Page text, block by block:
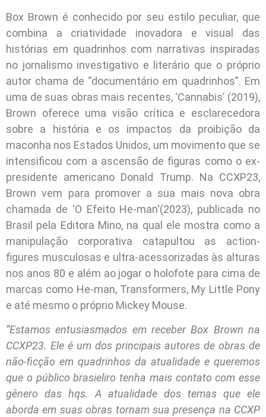
Box Brown é conhecido por seu estilo peculiar, que
combina a criatividade inovadora e visual das
histórias em quadrinhos com narrativas inspiradas
no jornalismo investigativo e literário que o próprio
autor chama de “documentário em quadrinhos”. Em
uma de suas obras mais recentes, ‘Cannabis’ (2019),
Brown oferece uma visão crítica e esclarecedora
sobre a história e os impactos da proibição da
maconha nos Estados Unidos, um movimento que se
intensificou com a ascensão de figuras como o ex-
presidente americano Donald Trump. Na CCXP23,
Brown vem para promover a sua mais nova obra
chamada de ‘O Efeito He-man'(2023), publicada no
Brasil pela Editora Mino, na qual ele mostra como a
manipulação corporativa catapultou as action-
figures musculosas e ultra-acessorizadas às alturas
nos anos 80 e além ao jogar o holofote para cima de
marcas como He-man, Transformers, My Little Pony
e até mesmo o próprio Mickey Mouse.
“Estamos entusiasmados em receber Box Brown na
CCXP23. Ele é um dos principais autores de obras de
não-ficção em quadrinhos da atualidade e queremos
que o público brasieliro tenha mais contato com esse
gênero das hqs. A atualidade dos temas que ele
aborda em suas obras tornam sua presença na CCXP